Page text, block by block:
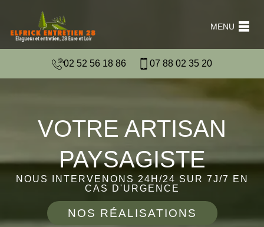
MENU
02 52 56 18 86 07 88 02 35 20
VOTRE ARTISAN
PAYSAGISTE
NOUS INTERVENONS 24H/24 SUR 7J/7 EN
CAS D'URGENCE
NOS RÉALISATIONS